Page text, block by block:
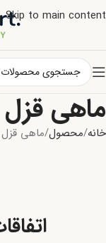
Skip to main content
ماهی قزل
خانه محصول ماهی قزل